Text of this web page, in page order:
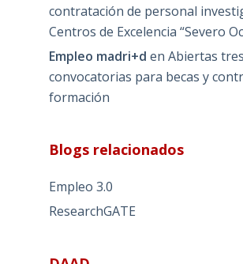
contratación de personal
Centros de Excelencia “Severo
Empleo madri+d en Abiertas tres
convocatorias para becas y
formación
Blogs relacionados
Empleo 3.0
ResearchGATE